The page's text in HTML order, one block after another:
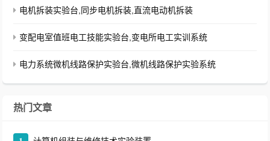
电机拆装实验台,同步电机拆装,直流电动机拆装
变配电室值班电工技能实验台,变电所电工实训系统
电力系统微机线路保护实验台,微机线路保护实验系统
热门文章